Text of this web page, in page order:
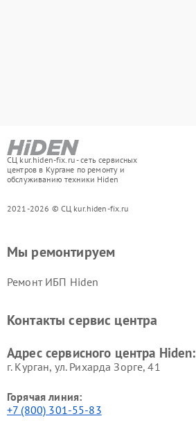
СЦ kur.hiden-fix.ru - сеть сервисных
центров в Кургане по ремонту и
обслуживанию техники Hiden
2021-2026 © СЦ kur.hiden-fix.ru
Мы ремонтируем
Ремонт ИБП Hiden
Контакты сервис центра
Адрес сервисного центра Hiden:
г. Курган, ул. Рихарда Зорге, 41
Горячая линия:
+7 (800) 301-55-83